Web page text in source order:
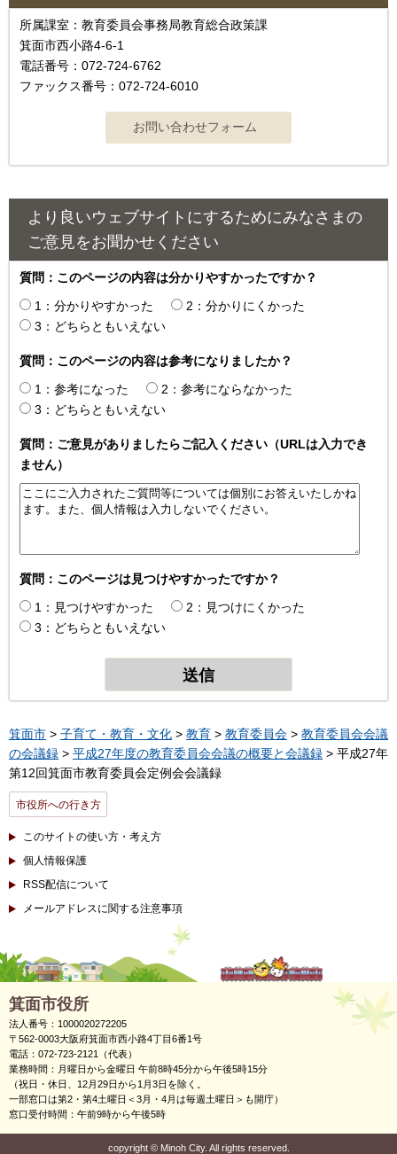
所属課室：教育委員会事務局教育総合政策課
箕面市西小路4‐6‐1
電話番号：072-724-6762
ファックス番号：072-724-6010
より良いウェブサイトにするためにみなさまの
ご意見をお聞かせください
質問：このページの内容は分かりやすかったですか？
1：分かりやすかった
2：分かりにくかった
3：どちらともいえない
質問：このページの内容は参考になりましたか？
1：参考になった
2：参考にならなかった
3：どちらともいえない
質問：ご意見がありましたらご記入ください（URLは入力でき
ません）
質問：このページは見つけやすかったですか？
1：見つけやすかった
2：見つけにくかった
3：どちらともいえない
箕面市 > 子育て・教育・文化 > 教育 > 教育委員会 > 教育委員会会議
の会議録 > 平成27年度の教育委員会会議の概要と会議録 > 平成27年
第12回箕面市教育委員会定例会会議録
市役所への行き方
このサイトの使い方・考え方
個人情報保護
RSS配信について
メールアドレスに関する注意事項
箕面市役所
法人番号：1000020272205
〒562-0003大阪府箕面市西小路4丁目6番1号
電話：072-723-2121（代表）
業務時間：月曜日から金曜日 午前8時45分から午後5時15分
（祝日・休日、12月29日から1月3日を除く。
一部窓口は第2・第4土曜日＜3月・4月は毎週土曜日＞も開庁）
窓口受付時間：午前9時から午後5時
copyright ©Minoh City. All rights reserved.